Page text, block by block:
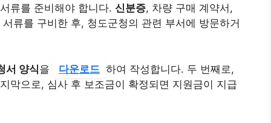
류를 준비해야 합니다. 신분증, 차량 구매 계약서 ,
류를 구비한 후, 청도군청의 관련 부서에 방문하거
서 양식을 다운로드 하여 작성합니다. 두 번째로,
막으로, 심사 후 보조금이 확정되면 지원금이 지급